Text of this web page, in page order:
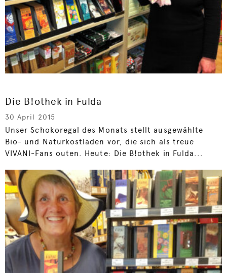
Die B!othek in Fulda
30 April 2015
Unser Schokoregal des Monats stellt ausgewählte
Bio- und Naturkostläden vor, die sich als treue
VIVANI-Fans outen. Heute: Die B!othek in Fulda...